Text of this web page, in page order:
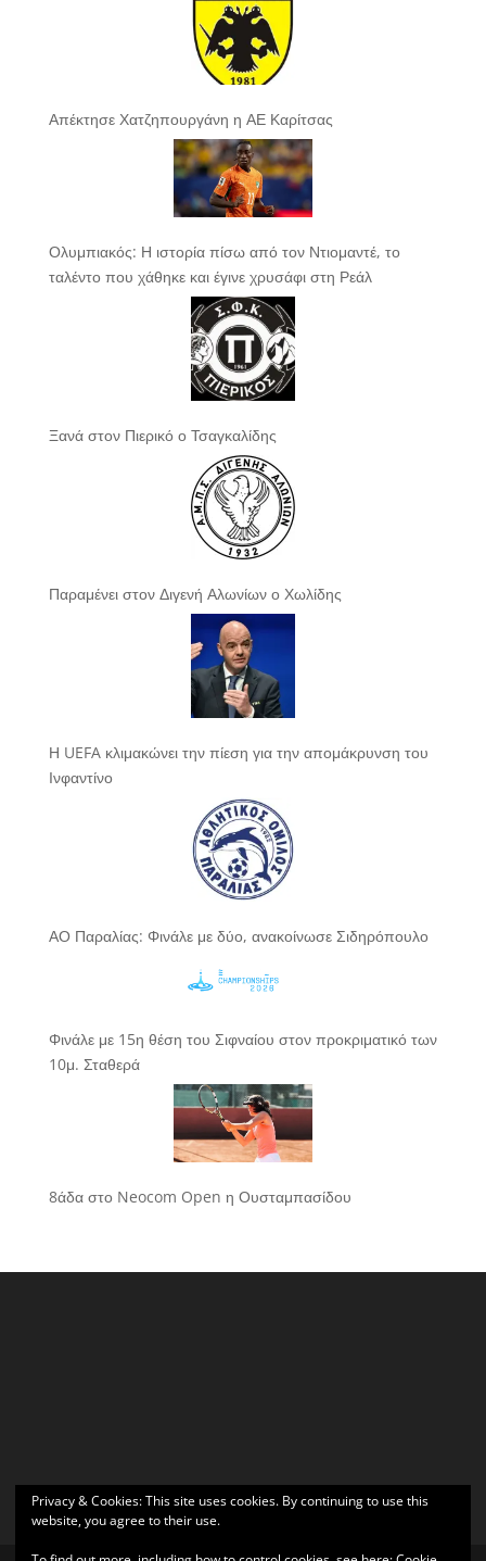
Απέκτησε Χατζηπουργάνη η ΑΕ Καρίτσας
Ολυμπιακός: Η ιστορία πίσω από τον Ντιομαντέ, το
ταλέντο που χάθηκε και έγινε χρυσάφι στη Ρεάλ
Ξανά στον Πιερικό ο Τσαγκαλίδης
Παραμένει στον Διγενή Αλωνίων ο Χωλίδης
Η UEFA κλιμακώνει την πίεση για την απομάκρυνση του
Ινφαντίνο
ΑΟ Παραλίας: Φινάλε με δύο, ανακοίνωσε Σιδηρόπουλο
Φινάλε με 15η θέση του Σιφναίου στον προκριματικό των
10μ. Σταθερά
8άδα στο Neocom Open η Ουσταμπασίδου
Privacy & Cookies: This site uses cookies. By continuing to use this
website, you agree to their use.